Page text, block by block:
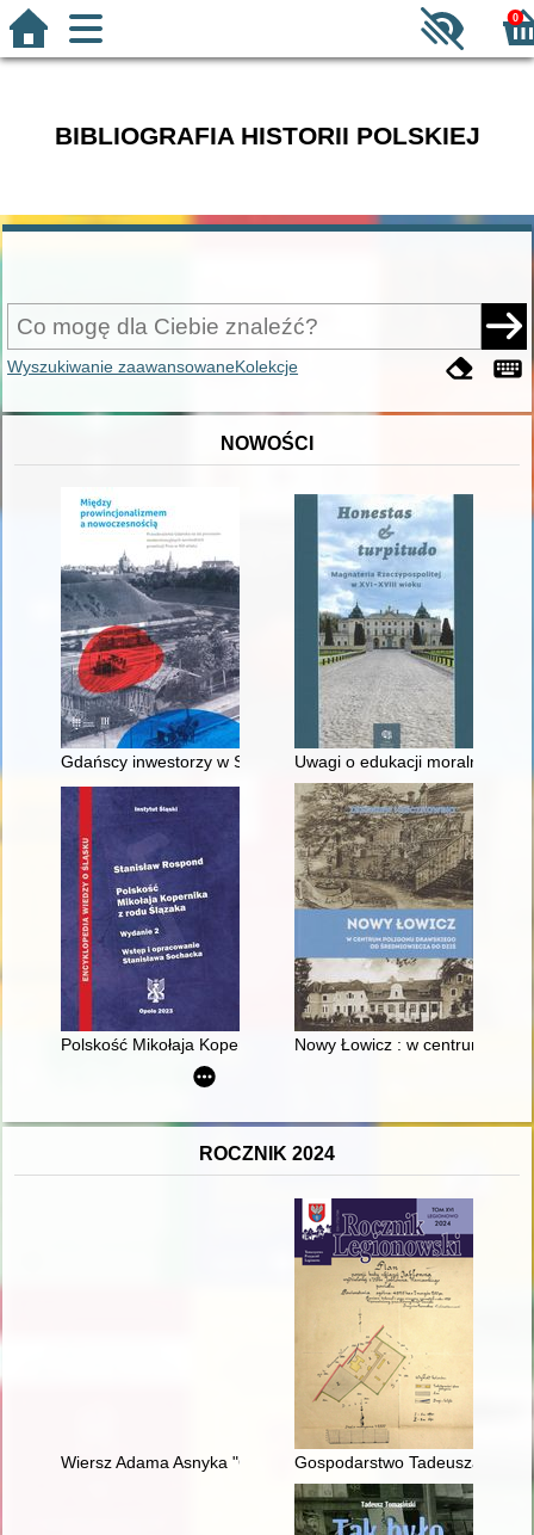
0
BIBLIOGRAFIA HISTORII POLSKIEJ
Wyszukiwanie zaawansowaneKolekcje
NOWOŚCI
Gdańscy inwestorzy w Sopocie : prestiż finansowy i
Uwagi o edukacji moralnej
Polskość Mikołaja Kopernika z rodu ŚlązakaNowy Łowicz : w centrum
ROCZNIK 2024
Wiersz Adama Asnyka "Gdy ostatnia róża zwiędła" jako
Gospodarstwo Tadeusza